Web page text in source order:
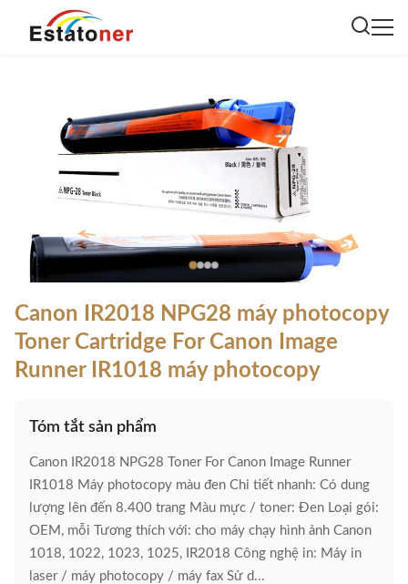
Canon IR2018 NPG28 máy photocopy
Toner Cartridge For Canon Image
Runner IR1018 máy photocopy
Tóm tắt sản phẩm
Canon IR2018 NPG28 Toner For Canon Image Runner
IR1018 Máy photocopy màu đen Chi tiết nhanh: Có dung
lượng lên đến 8.400 trang Màu mực / toner: Đen Loại gói:
OEM, mỗi Tương thích với: cho máy chạy hình ảnh Canon
1018, 1022, 1023, 1025, IR2018 Công nghệ in: Máy in
laser / máy photocopy / máy fax Sử d...